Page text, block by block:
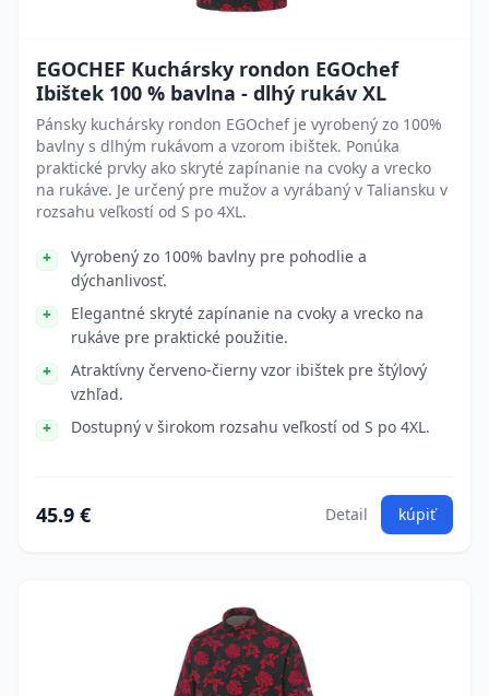
EGOCHEF Kuchársky rondon EGOchef
Ibištek 100 % bavlna - dlhý rukáv XL
Pánsky kuchársky rondon EGOchef je vyrobený zo 100%
bavlny s dlhým rukávom a vzorom ibištek. Ponúka
praktické prvky ako skryté zapínanie na cvoky a vrecko
na rukáve. Je určený pre mužov a vyrábaný v Taliansku v
rozsahu veľkostí od S po 4XL.
Vyrobený zo 100% bavlny pre pohodlie a
dýchanlivosť.
Elegantné skryté zapínanie na cvoky a vrecko na
rukáve pre praktické použitie.
Atraktívny červeno-čierny vzor ibištek pre štýlový
vzhľad.
Dostupný v širokom rozsahu veľkostí od S po 4XL.
45.9 € Detail kúpiť